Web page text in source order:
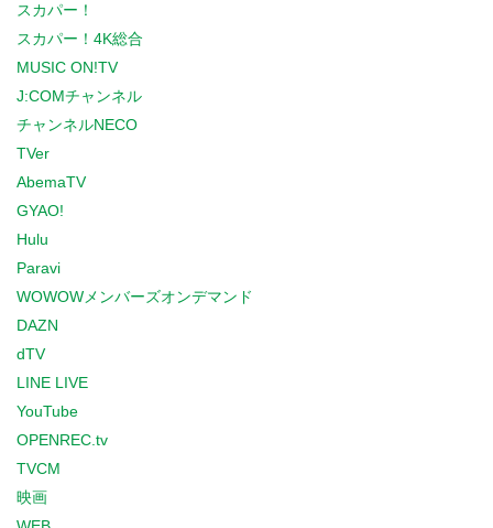
スカパー！
スカパー！4K総合
MUSIC ON!TV
J:COMチャンネル
チャンネルNECO
TVer
AbemaTV
GYAO!
Hulu
Paravi
WOWOWメンバーズオンデマンド
DAZN
dTV
LINE LIVE
YouTube
OPENREC.tv
TVCM
映画